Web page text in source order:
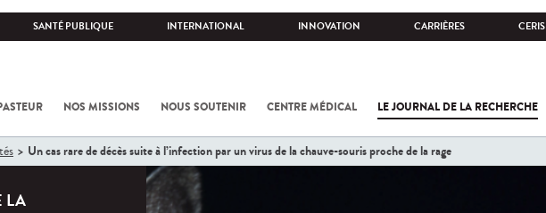
SANTÉ PUBLIQUE INTERNATIONAL INNOVATION CARRIÈRES CERIS
NOS MISSIONS NOUS SOUTENIR CENTRE MÉDICAL LE JOURNAL DE LA RECHERCHE
Un cas rare de décès suite à l’infection par un virus de la chauve-souris proche de la rage
LA